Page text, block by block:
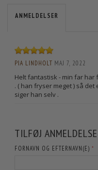
ANMELDELSER
PIA LINDHOLT MAJ 7, 2022
Helt fantastisk - min far har
. ( han fryser meget ) så
siger han selv .
TILFØJ
FORNAVN OG EFTERNAVN(E)